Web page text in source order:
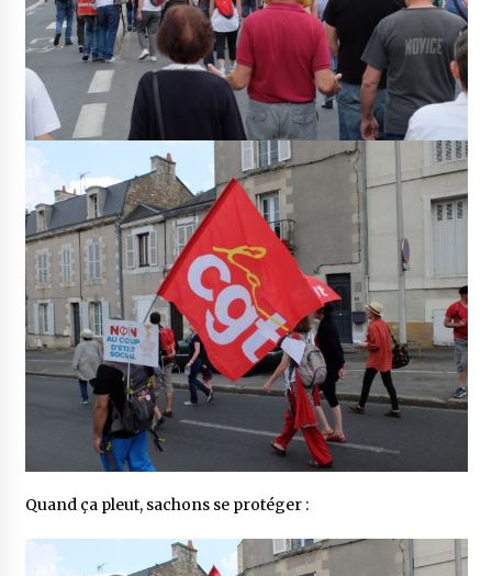
Quand ça pleut, sachons se protéger :